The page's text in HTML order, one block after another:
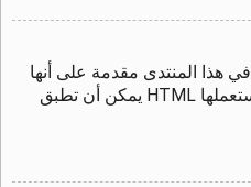
لا، غير مسموح لك بكتابة HTML في هذا المنتدى مقدمة على أنها
HTML. معظم التنسيقات التي تستعملها HTML يمكن أن تطبق